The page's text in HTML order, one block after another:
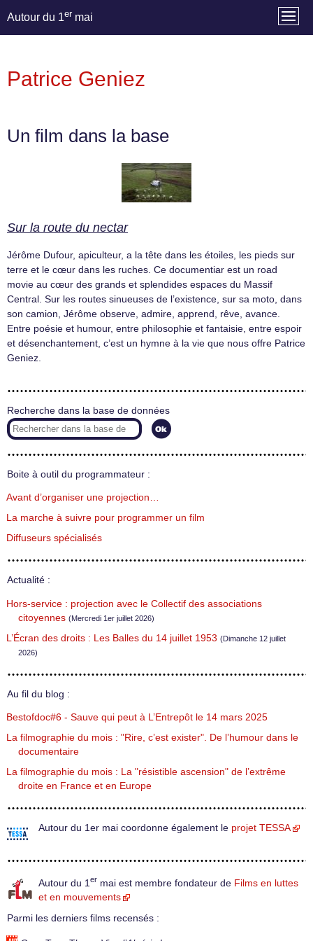
Autour du 1er mai
Patrice Geniez
Un film dans la base
Sur la route du nectar
Jérôme Dufour, apiculteur, a la tête dans les étoiles, les pieds sur
terre et le cœur dans les ruches. Ce documentiar est un road
movie au cœur des grands et splendides espaces du Massif
Central. Sur les routes sinueuses de l’existence, sur sa moto, dans
son camion, Jérôme observe, admire, apprend, rêve, avance.
Entre poésie et humour, entre philosophie et fantaisie, entre espoir
et désenchantement, c’est un hymne à la vie que nous offre Patrice
Geniez.
Recherche dans la base de données
Boite à outil du programmateur :
Avant d’organiser une projection…
La marche à suivre pour programmer un film
Diffuseurs spécialisés
Actualité :
Hors-service : projection avec le Collectif des associations
citoyennes (Mercredi 1er juillet 2026)
L’Écran des droits : Les Balles du 14 juillet 1953 (Dimanche 12 juillet
2026)
Au fil du blog :
Bestofdoc#6 - Sauve qui peut à L’Entrepôt le 14 mars 2025
La filmographie du mois : "Rire, c’est exister". De l’humour dans le
documentaire
La filmographie du mois : La "résistible ascension" de l’extrême
droite en France et en Europe
Autour du 1er mai coordonne également le projet TESSA
Autour du 1 er mai est membre fondateur de Films en luttes
et en mouvements
Parmi les derniers films recensés :